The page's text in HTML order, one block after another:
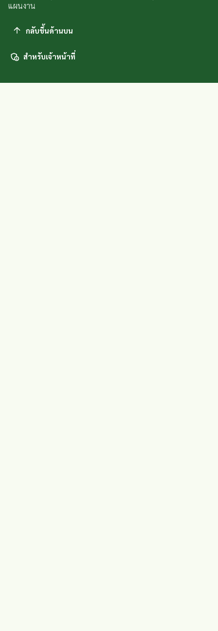
แผนงาน
กลับขึ้นด้านบน
สำหรับเจ้าหน้าที่